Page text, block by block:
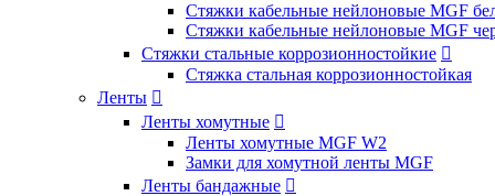
Стяжки кабельные нейлоновые MGF
Стяжки кабельные нейлоновые MGF
Стяжки стальные коррозионностойкие 
Стяжка стальная коррозионностойкая
Ленты 
Ленты хомутные 
Ленты хомутные MGF W2
Замки для хомутной ленты MGF
Ленты бандажные 